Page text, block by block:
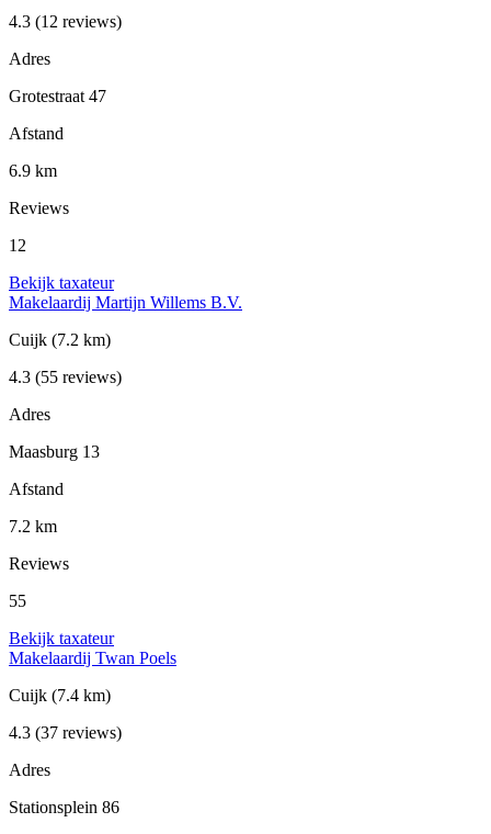
4.3 (12 reviews)
Adres
Grotestraat 47
Afstand
6.9 km
Reviews
12
Bekijk taxateur
Makelaardij Martijn Willems B.V.
Cuijk (7.2 km)
4.3 (55 reviews)
Adres
Maasburg 13
Afstand
7.2 km
Reviews
55
Bekijk taxateur
Makelaardij Twan Poels
Cuijk (7.4 km)
4.3 (37 reviews)
Adres
Stationsplein 86